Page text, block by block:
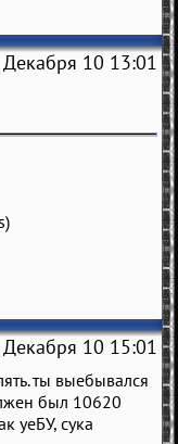
Декабря 10 13:01
Декабря 10 15:01
ты выебывался
был 10620
уеБУ, сука